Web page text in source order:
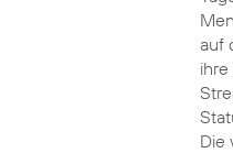
auf
ihre
Die